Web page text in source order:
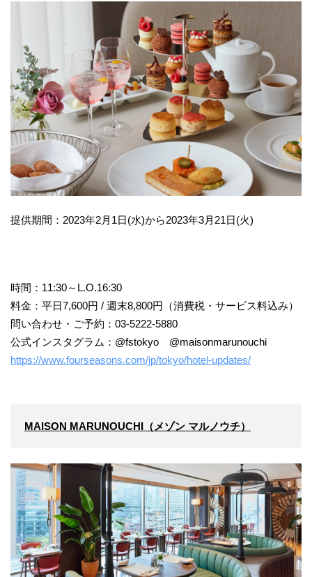
提供期間：2023年2月1日(水)から2023年3月21日(火)
時間：11:30～L.O.16:30
料金：平日7,600円 / 週末8,800円（消費税・サービス料込み）
問い合わせ・ご予約：03-5222-5880
公式インスタグラム：@fstokyo @maisonmarunouchi
https://www.fourseasons.com/jp/tokyo/hotel-updates/
MAISON MARUNOUCHI（メゾン マルノウチ）